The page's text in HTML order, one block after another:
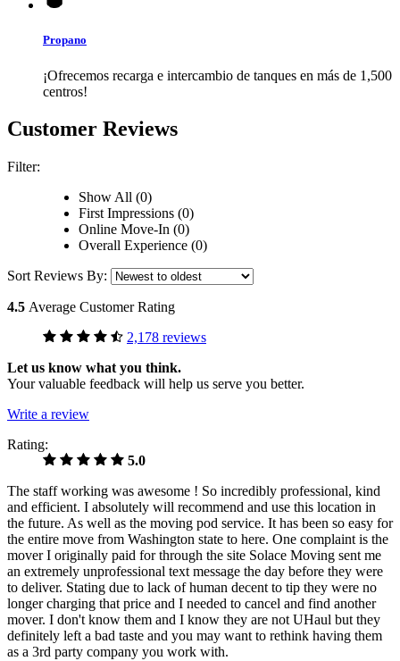
Propano
¡Ofrecemos recarga e intercambio de tanques en más de 1,500
centros!
Customer Reviews
Filter:
Show All (0)
First Impressions (0)
Online Move-In (0)
Overall Experience (0)
Sort Reviews By:
4.5 Average Customer Rating
2,178 reviews
Let us know what you think.
Your valuable feedback will help us serve you better.
Write a review
Rating:
5.0
The staff working was awesome ! So incredibly professional, kind
and efficient. I absolutely will recommend and use this location in
the future. As well as the moving pod service. It has been so easy for
the entire move from Washington state to here. One complaint is the
mover I originally paid for through the site Solace Moving sent me
an extremely unprofessional text message the day before they were
to deliver. Stating due to lack of human decent to tip they were no
longer charging that price and I needed to cancel and find another
mover. I don't know them and I know they are not UHaul but they
definitely left a bad taste and you may want to rethink having them
as a 3rd party company you work with.